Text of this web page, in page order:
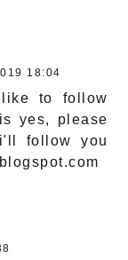
18:04
to follow
yes, please
follow you